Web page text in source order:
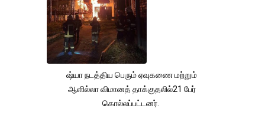
ஷ்யா நடத்திய பெரும் ஏவுகணை மற்றும்
ஆளில்லா விமானத் தாக்குதலில்21 பேர்
கொல்லப்பட்டனர்.